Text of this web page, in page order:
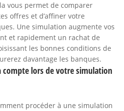
vous permet de comparer
offres et d’affiner votre
Une simulation augmente vos
et rapidement un rachat de
les bonnes conditions de
davantage les banques.
compte lors de votre simulation
procéder à une simulation